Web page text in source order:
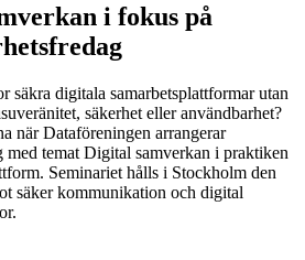
i fokus på
säkra digitala samarbetsplattformar utan
säkerhet eller användbarhet?
när Dataföreningen arrangerar
med temat Digital samverkan i praktiken
Seminariet hålls i Stockholm den
säker kommunikation och digital